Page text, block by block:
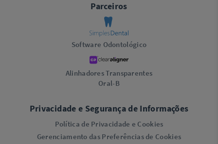
Parceiros
Software Odontológico
Alinhadores Transparentes
Oral-B
Privacidade e Segurança de Informações
Política de Privacidade e Cookies
Gerenciamento das Preferências de Cookies